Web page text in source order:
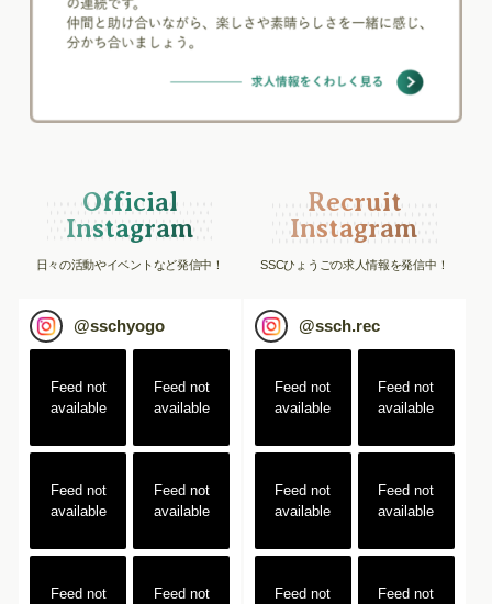
Official
Instagram
日々の活動やイベントなど発信中！
@sschyogo
Feed not
available
Feed not
available
Feed not
available
Feed not
available
Feed not
Feed not
Recruit
Instagram
SSCひょうごの求人情報を発信中！
@ssch.rec
Feed not
available
Feed not
available
Feed not
available
Feed not
available
Feed not
Feed not